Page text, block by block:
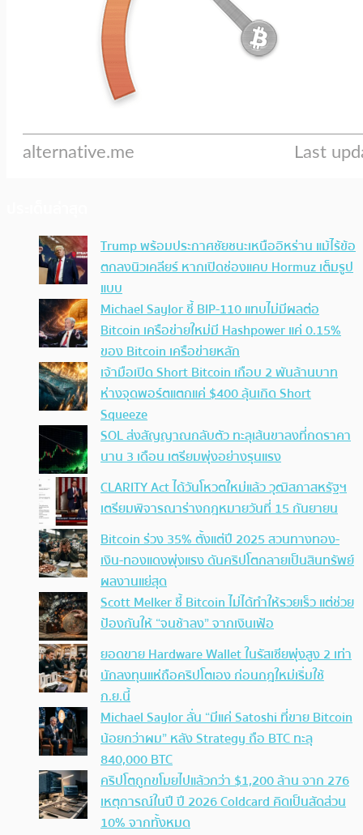
Trump พร้อมประกาศชัยชนะเหนืออิหร่าน แม้ไร้ข้อ
ตกลงนิวเคลียร์ หากเปิดช่องแคบ Hormuz เต็มรูป
แบบ
Michael Saylor ชี้ BIP-110 แทบไม่มีผลต่อ
Bitcoin เครือข่ายใหม่มี Hashpower แค่ 0.15%
ของ Bitcoin เครือข่ายหลัก
เจ้ามือเปิด Short Bitcoin เกือบ 2 พันล้านบาท
ห่างจุดพอร์ตแตกแค่ $400 ลุ้นเกิด Short
Squeeze
SOL ส่งสัญญาณกลับตัว ทะลุเส้นขาลงที่กดราคา
นาน 3 เดือน เตรียมพุ่งอย่างรุนแรง
CLARITY Act ได้วันโหวตใหม่แล้ว วุฒิสภาสหรัฐฯ
เตรียมพิจารณาร่างกฎหมายวันที่ 15 กันยายน
Bitcoin ร่วง 35% ตั้งแต่ปี 2025 สวนทางทอง-
เงิน-ทองแดงพุ่งแรง ดันคริปโตกลายเป็นสินทรัพย์
ผลงานแย่สุด
Scott Melker ชี้ Bitcoin ไม่ได้ทำให้รวยเร็ว แต่ช่วย
ป้องกันให้ “จนช้าลง” จากเงินเฟ้อ
ยอดขาย Hardware Wallet ในรัสเซียพุ่งสูง 2 เท่า
นักลงทุนแห่ถือคริปโตเอง ก่อนกฎใหม่เริ่มใช้
ก.ย.นี้
Michael Saylor ลั่น “มีแค่ Satoshi ที่ขาย Bitcoin
น้อยกว่าผม” หลัง Strategy ถือ BTC ทะลุ
840,000 BTC
คริปโตถูกขโมยไปแล้วกว่า $1,200 ล้าน จาก 276
เหตุการณ์ในปี ปี 2026 Coldcard คิดเป็นสัดส่วน
10% จากทั้งหมด